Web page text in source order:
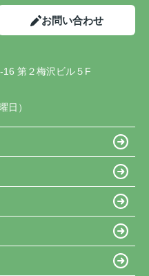
お問い合わせ
第２梅沢ビル５F
日）